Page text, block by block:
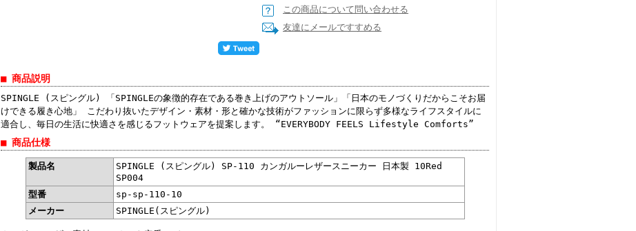
この商品について問い合わせる
友達にメールですすめる
■ 商品説明
SPINGLE (スピングル) 「SPINGLEの象徴的存在である巻き上げのアウトソール」「日本のモノづくりだからこそお届
けできる履き心地」 こだわり抜いたデザイン・素材・形と確かな技術がファッションに限らず多様なライフスタイルに
適合し、毎日の生活に快適さを感じるフットウェアを提案します。 “EVERYBODY FEELS Lifestyle Comforts”
■ 商品仕様
製品名
SPINGLE (スピングル) SP-110 カンガルーレザースニーカー 日本製 10Red
SP004
型番
sp-sp-110-10
メーカー
SPINGLE(スピングル)